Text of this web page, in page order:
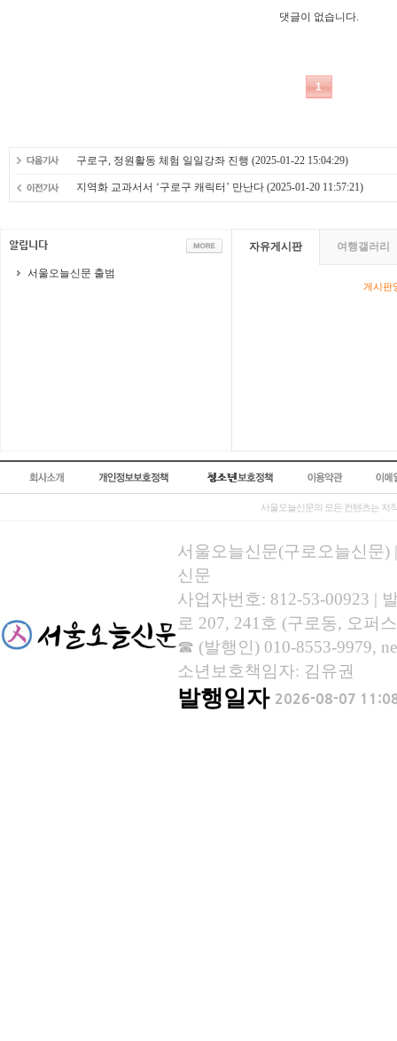
구로구, 정원활동 체험 일일강좌 진행 (2025-01-22 15:04:29)
지역화 교과서서 ‘구로구 캐릭터’ 만난다 (2025-01-20 11:57:21)
서울오늘신문 출범
자유게시판 여행갤러리
게시판
서울오늘신문의 모든 컨텐츠는 저
서울오늘신문(구로오늘신문)
신문
사업자번호: 812-53-00923 |
로 207, 241호 (구로동, 오퍼
☎ (발행인) 010-8553-9979,
소년보호책임자: 김유권
발행일자